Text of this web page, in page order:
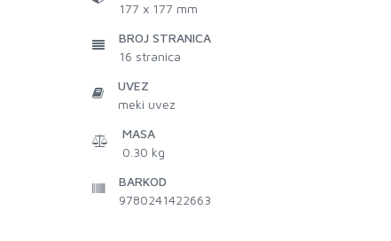
177 x 177 mm
BROJ STRANICA
16 stranica
UVEZ
meki uvez
MASA
0.30 kg
BARKOD
9780241422663